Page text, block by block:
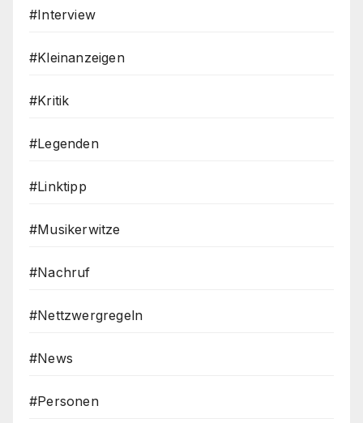
#Interview
#Kleinanzeigen
#Kritik
#Legenden
#Linktipp
#Musikerwitze
#Nachruf
#Nettzwergregeln
#News
#Personen